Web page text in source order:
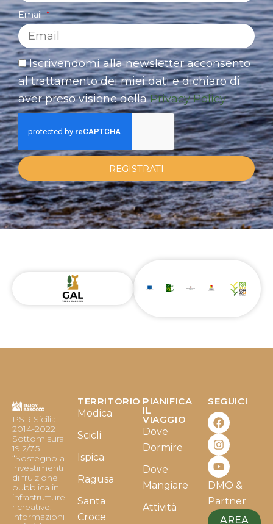
Email
Iscrivendomi alla newsletter acconsento
al trattamento dei miei dati e dichiaro di
aver preso visione dellaPrivacy Policy
REGISTRATI
PSR Sicilia
2014-2022
Sottomisura
19.2/7.5
“Sostegno a
investimenti
di fruizione
pubblica in
infrastrutture
ricreative,
informazioni
TERRITORIO
Modica
Scicli
Ispica
Ragusa
Santa
Croce
PIANIFICA
IL
VIAGGIO
Dove
Dormire
Dove
Mangiare
Attività
SEGUICI
F
a
c
e
b
o
o
k
I
n
s
t
a
g
r
a
m
Y
o
u
t
u
b
e
DMO &
Partner
AREA